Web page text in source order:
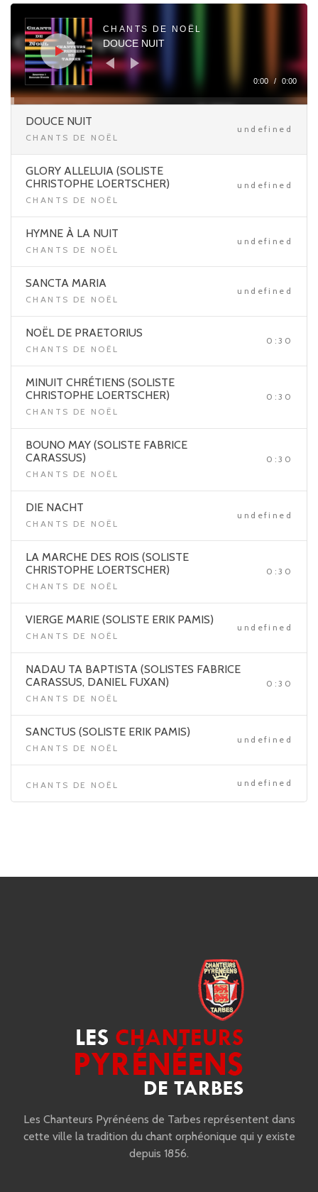
Audio
CHANTS DE NOËL
DOUCE NUIT
0:00 / 0:00
DOUCE NUIT
CHANTS DE NOËL
undefined
GLORY ALLELUIA (SOLISTE
CHRISTOPHE LOERTSCHER)
CHANTS DE NOËL
undefined
HYMNE À LA NUIT
CHANTS DE NOËL
undefined
SANCTA MARIA
CHANTS DE NOËL
undefined
NOËL DE PRAETORIUS
CHANTS DE NOËL
0:30
MINUIT CHRÉTIENS (SOLISTE
CHRISTOPHE LOERTSCHER)
CHANTS DE NOËL
0:30
BOUNO MAY (SOLISTE FABRICE
CARASSUS)
CHANTS DE NOËL
0:30
DIE NACHT
CHANTS DE NOËL
undefined
LA MARCHE DES ROIS (SOLISTE
CHRISTOPHE LOERTSCHER)
CHANTS DE NOËL
0:30
VIERGE MARIE (SOLISTE ERIK PAMIS)
CHANTS DE NOËL
undefined
NADAU TA BAPTISTA (SOLISTES FABRICE
CARASSUS, DANIEL FUXAN)
CHANTS DE NOËL
0:30
SANCTUS (SOLISTE ERIK PAMIS)
CHANTS DE NOËL
undefined
CHANTS DE NOËL undefined
Les Chanteurs Pyrénéens de Tarbes représentent dans
cette ville la tradition du chant orphéonique qui y existe
depuis 1856.